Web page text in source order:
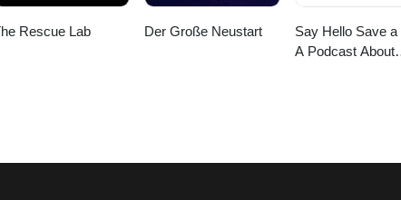
Rescue Lab Der Große Neustart
Say Hello Save a
A Podcast About